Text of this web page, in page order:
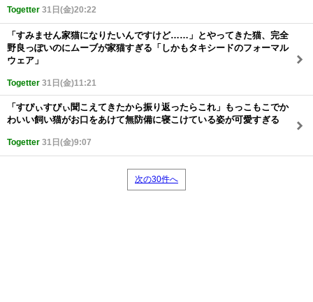
Togetter 31日(金)20:22
「すみません家猫になりたいんですけど……」とやってきた猫、完全
野良っぽいのにムーブが家猫すぎる「しかもタキシードのフォーマル
ウェア」
Togetter 31日(金)11:21
「すぴぃすぴぃ聞こえてきたから振り返ったらこれ」もっこもこでか
わいい飼い猫がお口をあけて無防備に寝こけている姿が可愛すぎる
Togetter 31日(金)9:07
次の30件へ